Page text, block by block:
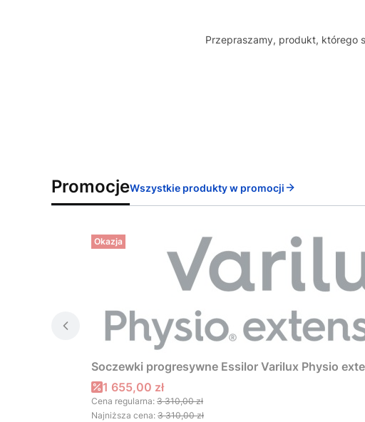
Przepraszamy, produkt, którego
PromocjeWszystkie produkty w promocji
Okazja
Soczewki progresywne Essilor Varilux Physio
Cena promocyjna
1 655,00 zł
Cena regularna: 3 310,00 zł
Najniższa cena: 3 310,00 zł